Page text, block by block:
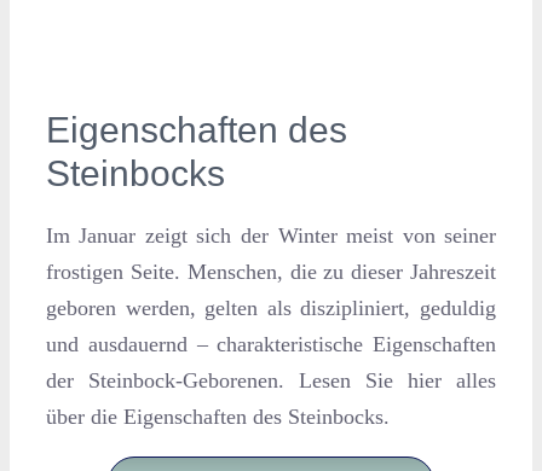
Eigenschaften des
Steinbocks
Im Januar zeigt sich der Winter meist von seiner
frostigen Seite. Menschen, die zu dieser Jahreszeit
geboren werden, gelten als diszipliniert, geduldig
und ausdauernd – charakteristische Eigenschaften
der Steinbock-Geborenen. Lesen Sie hier alles
über die Eigenschaften des Steinbocks.